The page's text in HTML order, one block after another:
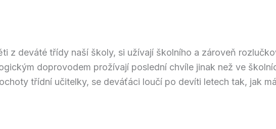
z deváté třídy naší školy, si užívají školního a zároveň
doprovodem prožívají poslední chvíle jinak než ve
třídní učitelky, se deváťáci loučí po devíti letech tak, jak